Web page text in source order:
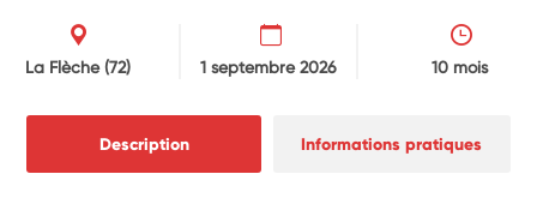
La Flèche(72) 1 septembre 2026 10 mois
Description Informations pratiques